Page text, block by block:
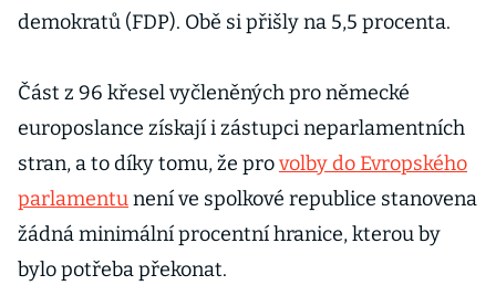
demokratů (FDP). Obě si přišly na 5,5 procenta.
Část z 96 křesel vyčleněných pro německé
europoslance získají i zástupci neparlamentních
stran, a to díky tomu, že provolby do Evropského
parlamentunení ve spolkové republice stanovena
žádná minimální procentní hranice, kterou by
bylo potřeba překonat.